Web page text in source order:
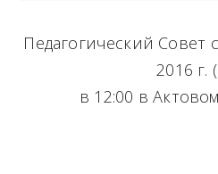
Педагогический Совет
2016 г.
в 12:00 в